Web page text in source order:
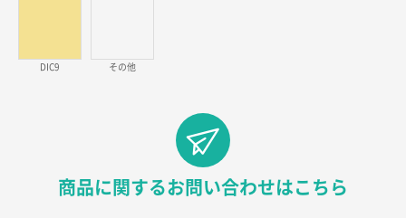
【オーダー商品】特別ご注文ページ04
2026年02月17日 12:18
柔軟かつスピーディーに対応してくれたため
DIC9 その他
商品に関するお問い合わせはこちら